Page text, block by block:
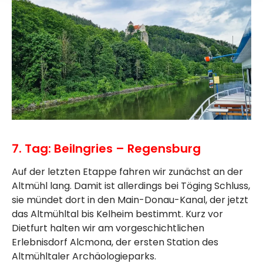
7. Tag: Beilngries – Regensburg
Auf der letzten Etappe fahren wir zunächst an der
Altmühl lang. Damit ist allerdings bei Töging Schluss,
sie mündet dort in den Main-Donau-Kanal, der jetzt
das Altmühltal bis Kelheim bestimmt. Kurz vor
Dietfurt halten wir am vorgeschichtlichen
Erlebnisdorf Alcmona, der ersten Station des
Altmühltaler Archäologieparks.